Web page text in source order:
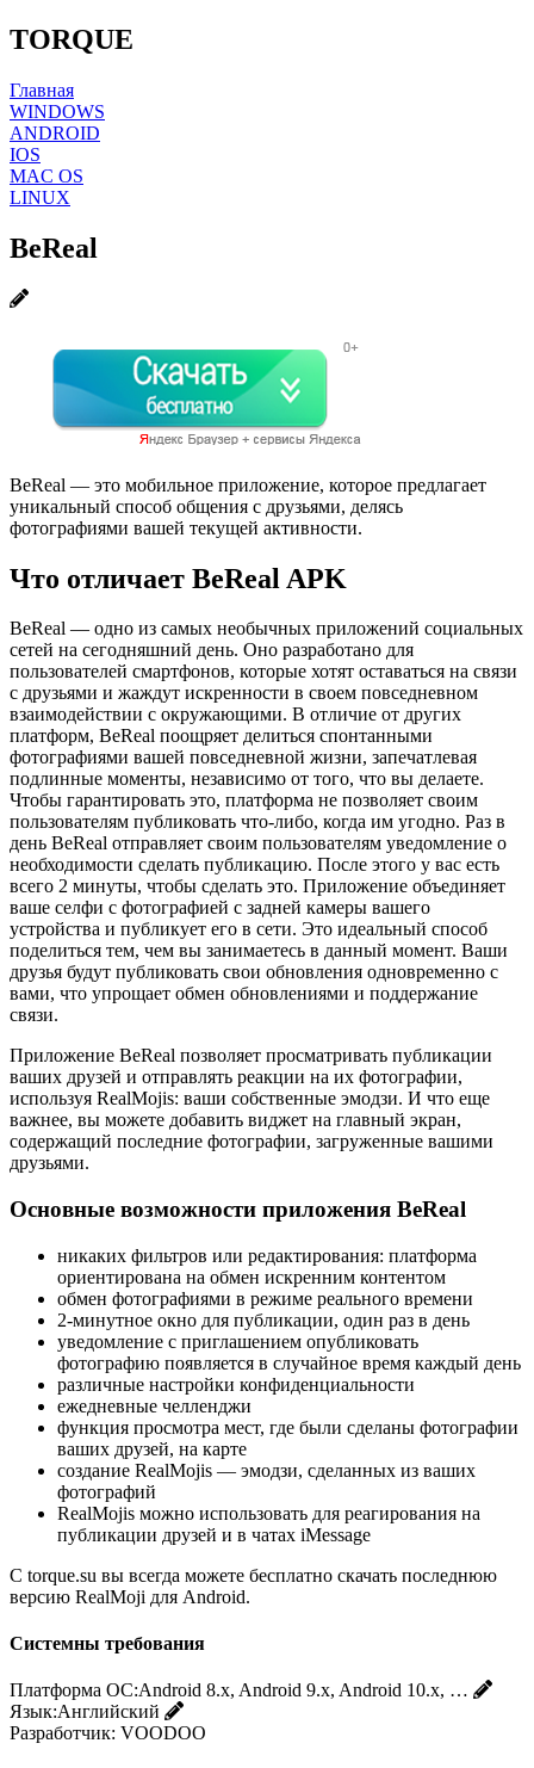
TORQUE
Главная
WINDOWS
ANDROID
IOS
MAC OS
LINUX
BeReal
BeReal — это мобильное приложение, которое предлагает
уникальный способ общения с друзьями, делясь
фотографиями вашей текущей активности.
Что отличает BeReal APK
BeReal — одно из самых необычных приложений социальных
сетей на сегодняшний день. Оно разработано для
пользователей смартфонов, которые хотят оставаться на связи
с друзьями и жаждут искренности в своем повседневном
взаимодействии с окружающими. В отличие от других
платформ, BeReal поощряет делиться спонтанными
фотографиями вашей повседневной жизни, запечатлевая
подлинные моменты, независимо от того, что вы делаете.
Чтобы гарантировать это, платформа не позволяет своим
пользователям публиковать что-либо, когда им угодно. Раз в
день BeReal отправляет своим пользователям уведомление о
необходимости сделать публикацию. После этого у вас есть
всего 2 минуты, чтобы сделать это. Приложение объединяет
ваше селфи с фотографией с задней камеры вашего
устройства и публикует его в сети. Это идеальный способ
поделиться тем, чем вы занимаетесь в данный момент. Ваши
друзья будут публиковать свои обновления одновременно с
вами, что упрощает обмен обновлениями и поддержание
связи.
Приложение BeReal позволяет просматривать публикации
ваших друзей и отправлять реакции на их фотографии,
используя RealMojis: ваши собственные эмодзи. И что еще
важнее, вы можете добавить виджет на главный экран,
содержащий последние фотографии, загруженные вашими
друзьями.
Основные возможности приложения BeReal
никаких фильтров или редактирования: платформа
ориентирована на обмен искренним контентом
обмен фотографиями в режиме реального времени
2-минутное окно для публикации, один раз в день
уведомление с приглашением опубликовать
фотографию появляется в случайное время каждый день
различные настройки конфиденциальности
ежедневные челленджи
функция просмотра мест, где были сделаны фотографии
ваших друзей, на карте
создание RealMojis — эмодзи, сделанных из ваших
фотографий
RealMojis можно использовать для реагирования на
публикации друзей и в чатах iMessage
С torque.su вы всегда можете бесплатно скачать последнюю
версию RealMoji для Android.
Системны требования
Платформа ОС:Android 8.x, Android 9.x, Android 10.x, …
Язык:Английский
Разработчик: VOODOO